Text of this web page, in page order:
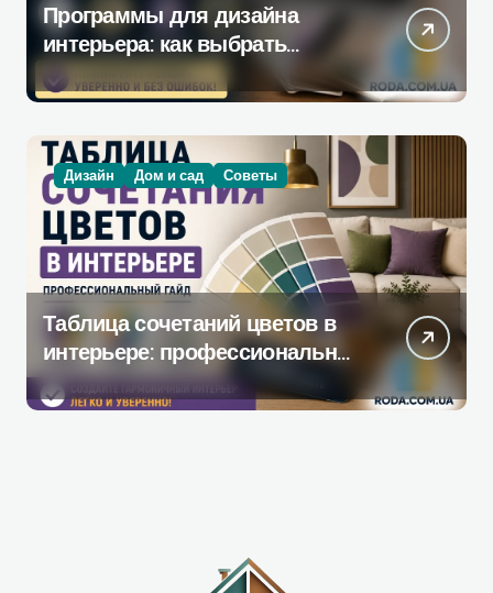
Программы для дизайна
интерьера: как выбрать
инструмент, который
действительно поможет при
ремонте
Дизайн Дом и сад Советы
Таблица сочетаний цветов в
интерьере: профессиональное
руководство по созданию
гармоничной палитры